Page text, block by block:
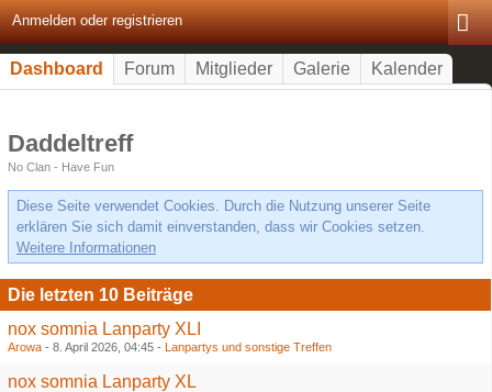
Anmelden oder registrieren
Dashboard Forum Mitglieder Galerie Kalender
Daddeltreff
No Clan - Have Fun
Diese Seite verwendet Cookies. Durch die Nutzung unserer Seite
erklären Sie sich damit einverstanden, dass wir Cookies setzen.
Weitere Informationen
Die letzten 10 Beiträge
nox somnia Lanparty XLI
Arowa - 8. April 2026, 04:45 - Lanpartys und sonstige Treffen
nox somnia Lanparty XL